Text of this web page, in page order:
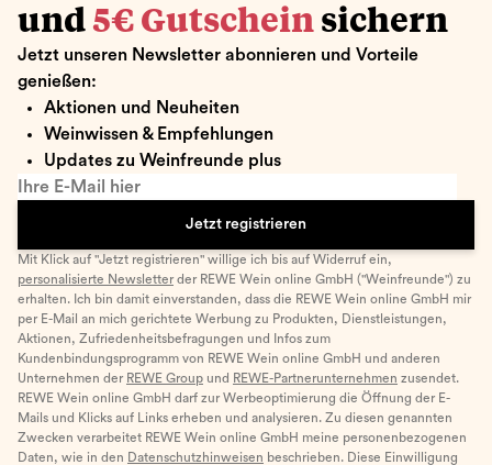
und 5€ Gutschein sichern
Jetzt unseren Newsletter abonnieren und Vorteile
genießen:
Aktionen und Neuheiten
Weinwissen & Empfehlungen
Updates zu Weinfreunde plus
Ihre E-Mail hier
Jetzt registrieren
Mit Klick auf "Jetzt registrieren" willige ich bis auf Widerruf ein,
personalisierte Newsletter der REWE Wein online GmbH ("Weinfreunde") zu
erhalten. Ich bin damit einverstanden, dass die REWE Wein online GmbH mir
per E-Mail an mich gerichtete Werbung zu Produkten, Dienstleistungen,
Aktionen, Zufriedenheitsbefragungen und Infos zum
Kundenbindungsprogramm von REWE Wein online GmbH und anderen
Unternehmen der REWE Group und REWE-Partnerunternehmen zusendet.
REWE Wein online GmbH darf zur Werbeoptimierung die Öffnung der E-
Mails und Klicks auf Links erheben und analysieren. Zu diesen genannten
Zwecken verarbeitet REWE Wein online GmbH meine personenbezogenen
Daten, wie in den Datenschutzhinweisen beschrieben. Diese Einwilligung